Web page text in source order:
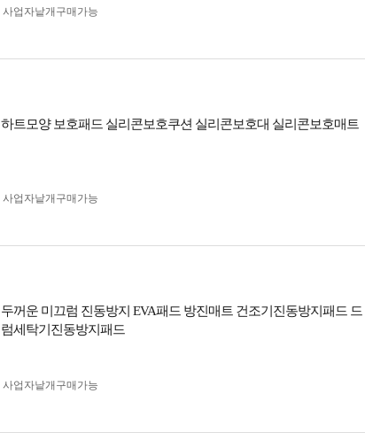
사업자 낱개구매가능
하트모양 보호패드 실리콘보호쿠션 실리콘보호대 실리콘보호매트
사업자 낱개구매가능
두꺼운 미끄럼 진동방지 EVA패드 방진매트 건조기진동방지패드 드
럼세탁기진동방지패드
사업자 낱개구매가능